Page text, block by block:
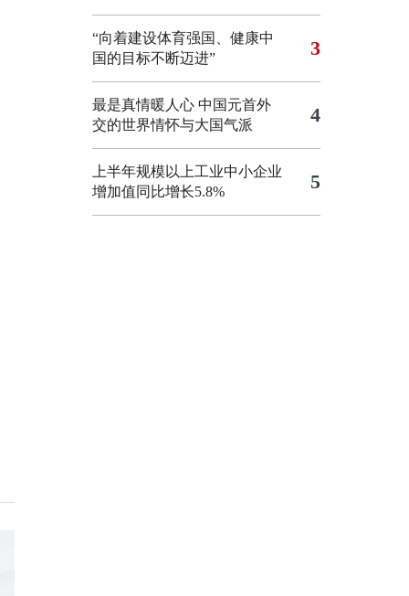
“向着建设体育强国、健康中
国的目标不断迈进”
3
最是真情暖人心 中国元首外
交的世界情怀与大国气派
4
上半年规模以上工业中小企业
增加值同比增长5.8%
5